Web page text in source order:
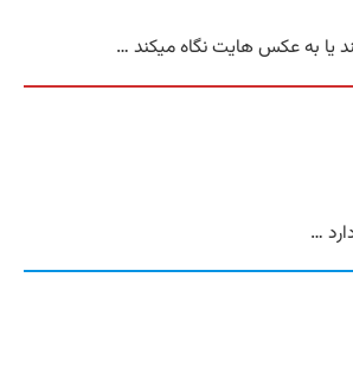
یا به عکس هایت نگاه میکند …
…